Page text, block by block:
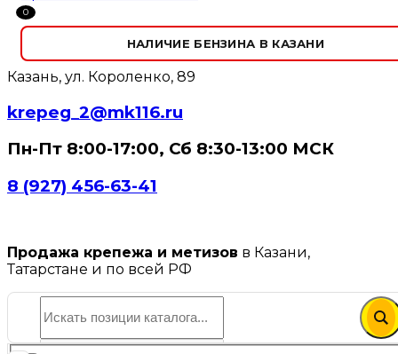
0
НАЛИЧИЕ БЕНЗИНА В КАЗАНИ
Казань, ул. Короленко, 89
krepeg_2@mk116.ru
Пн-Пт 8:00-17:00, Сб 8:30-13:00 МСК
8 (927) 456-63-41
Продажа крепежа и метизов в Казани,
Татарстане и по всей РФ